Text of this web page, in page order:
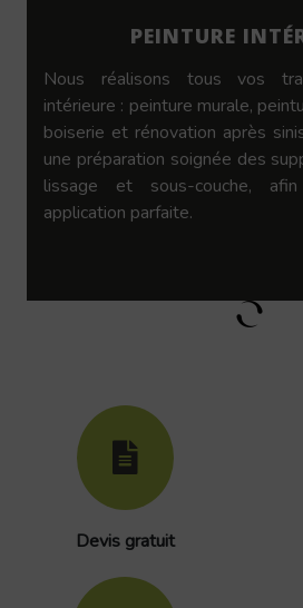
PEINTURE
Nous réalisons tous vos
intérieure : peinture murale,
boiserie et rénovation après
une préparation soignée des
lissage et sous-couche,
application parfaite.
Devis gratuit